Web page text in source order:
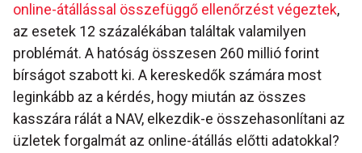
online-átállással összefüggő ellenőrzést végeztek,
az esetek 12 százalékában találtak valamilyen
problémát. A hatóság összesen 260 millió forint
bírságot szabott ki. A kereskedők számára most
leginkább az a kérdés, hogy miután az összes
kasszára rálát a NAV, elkezdik-e összehasonlítani az
üzletek forgalmát az online-átállás előtti adatokkal?